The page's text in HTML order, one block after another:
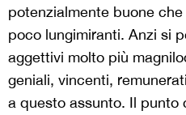
potenzialmente buone
poco lungimiranti. Anzi si
aggettivi molto più
geniali, vincenti,
a questo assunto. Il punto